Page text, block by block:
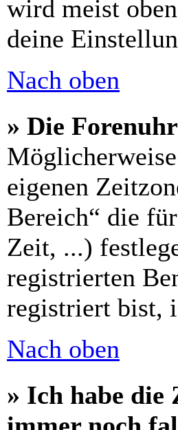
wird meist
deine
Nach oben
» Die
eigenen
Bereich“ die
Zeit, ...)
registrierten
registriert bist,
Nach oben
» Ich habe die